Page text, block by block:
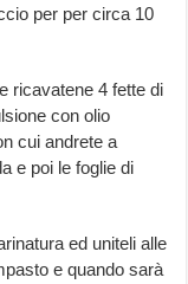
per per circa 10
ricavatene 4 fette di
con olio
cui andrete a
e poi le foglie di
ed uniteli alle
e quando sarà